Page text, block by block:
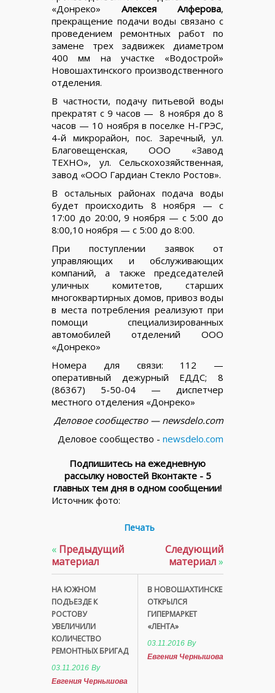
«Донреко» Алексея Алферова,
прекращение подачи воды связано с
проведением ремонтных работ по
замене трех задвижек диаметром
400 мм на участке «Водострой»
Новошахтинского производственного
отделения.
В частности, подачу питьевой воды
прекратят с 9 часов — 8 ноября до 8
часов — 10 ноября в поселке Н-ГРЭС,
4-й микрорайон, пос. Заречный, ул.
Благовещенская, ООО «Завод
ТЕХНО», ул. Сельскохозяйственная,
завод «ООО Гардиан Стекло Ростов».
В остальных районах подача воды
будет происходить 8 ноября — с
17:00 до 20:00, 9 ноября — с 5:00 до
8:00,10 ноября — с 5:00 до 8:00.
При поступлении заявок от
управляющих и обслуживающих
компаний, а также председателей
уличных комитетов, старших
многоквартирных домов, привоз воды
в места потребления реализуют при
помощи специализированных
автомобилей отделений ООО
«Донреко»
Номера для связи: 112 —
оперативный дежурный ЕДДС; 8
(86367) 5-50-04 — диспетчер
местного отделения «Донреко»
Деловое сообщество — newsdelo.com
Деловое сообщество - newsdelo.com
Подпишитесь на ежедневную
рассылку новостей Вконтакте - 5
главных тем дня в одном сообщении!
Источник фото:
Печать
« Предыдущий
материал
НА ЮЖНОМ
ПОДЪЕЗДЕ К
РОСТОВУ
УВЕЛИЧИЛИ
КОЛИЧЕСТВО
РЕМОНТНЫХ БРИГАД
03.11.2016 By
Евгения Чернышова
Следующий
материал»
В НОВОШАХТИНСКЕ
ОТКРЫЛСЯ
ГИПЕРМАРКЕТ
«ЛЕНТА»
03.11.2016 By
Евгения Чернышова